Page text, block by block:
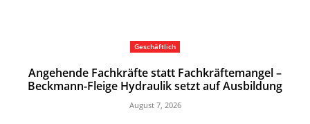
Geschäftlich
Angehende Fachkräfte statt Fachkräftemangel –
Beckmann-Fleige Hydraulik setzt auf Ausbildung
August 7, 2026